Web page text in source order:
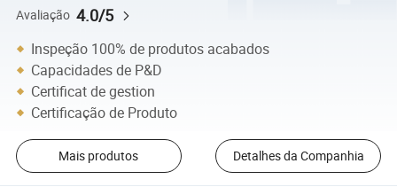
Avaliação 4.0/5
Inspeção 100% de produtos acabados
Capacidades de P&D
Certificat de gestion
Certificação de Produto
Mais produtos Detalhes da Companhia